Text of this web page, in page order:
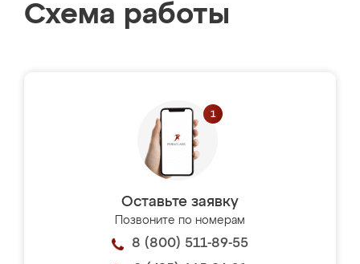
Схема работы
Оставьте заявку
Позвоните по номерам
8 (800) 511-89-55